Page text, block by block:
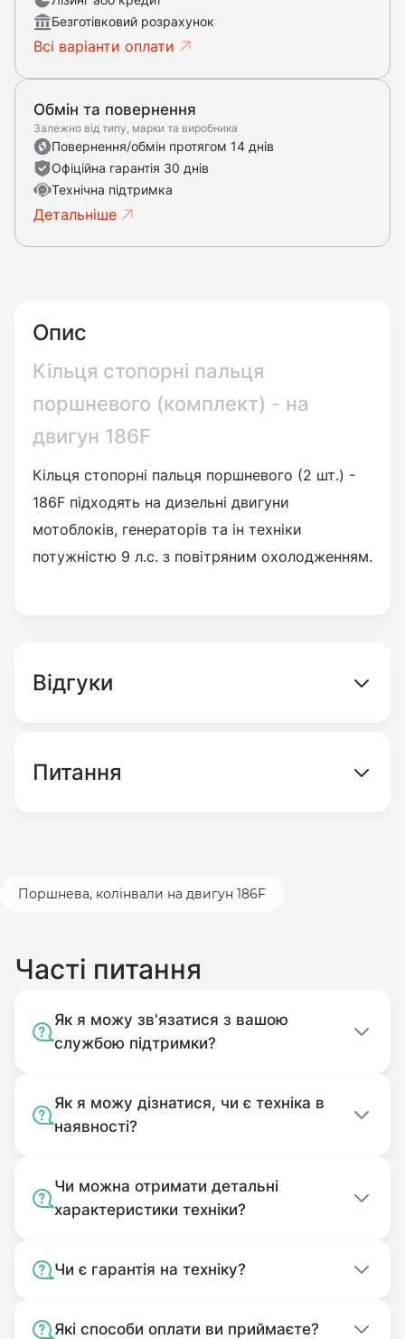
Безготівковий розрахунок
Всі варіанти оплати
Обмін та повернення
Залежно від типу, марки та виробника
Повернення/обмін протягом 14 днів
Офіційна гарантія 30 днів
Технічна підтримка
Детальніше
Опис
Кільця стопорні пальця
поршневого (комплект) - на
двигун 186F
Кільця стопорні пальця поршневого (2 шт.) -
186F підходять на дизельні двигуни
мотоблоків, генераторів та ін техніки
потужністю 9 л.с. з повітряним охолодженням.
Відгуки
Питання
Поршнева, колінвали на двигун 186F
Часті питання
Як я можу зв'язатися з вашою
службою підтримки?
Як я можу дізнатися, чи є техніка в
наявності?
Чи можна отримати детальні
характеристики техніки?
Чи є гарантія на техніку?
Які способи оплати ви приймаєте?